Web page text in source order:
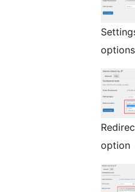
options
option